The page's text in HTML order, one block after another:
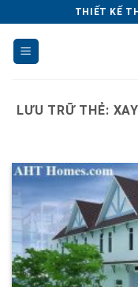
dung
THIẾT KẾ
LƯU TRỮ THẺ: